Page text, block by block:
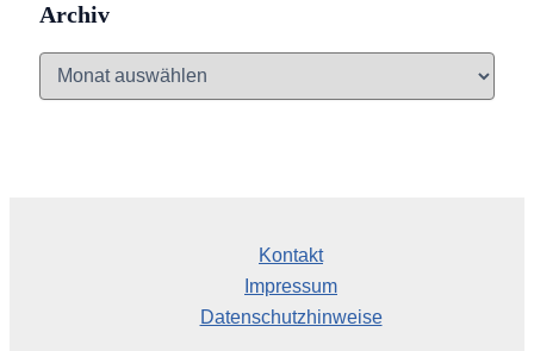
Archiv
Kontakt
Impressum
Datenschutzhinweise